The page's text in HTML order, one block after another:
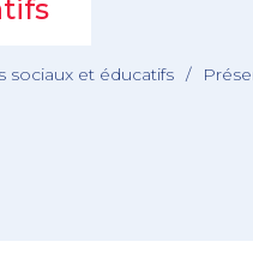
sociaux et éducatifs /